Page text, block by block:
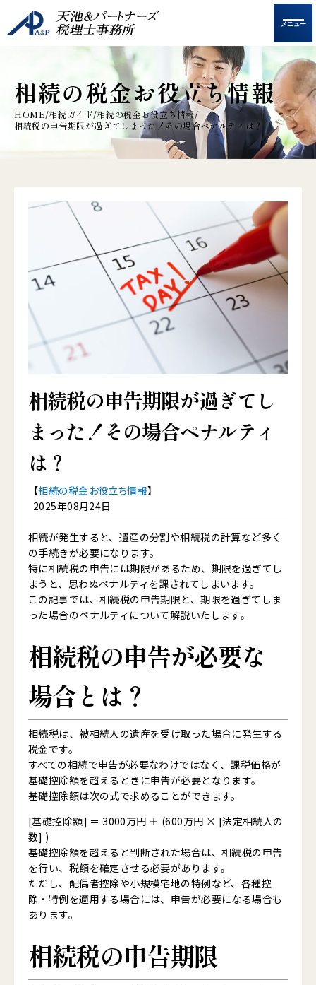
メニュー
相続の税金お役立ち情報
HOME/相続ガイド/相続の税金お役立ち情報/
相続税の申告期限が過ぎてしまった！その場合ペナルティは？
相続税の申告期限が過ぎてし
まった！その場合ペナルティ
は？
【相続の税金お役立ち情報】
2025年08月24日
相続が発生すると、遺産の分割や相続税の計算など多く
の手続きが必要になります。
特に相続税の申告には期限があるため、期限を過ぎてし
まうと、思わぬペナルティを課されてしまいます。
この記事では、相続税の申告期限と、期限を過ぎてしま
った場合のペナルティについて解説いたします。
相続税の申告が必要な
場合とは？
相続税は、被相続人の遺産を受け取った場合に発生する
税金です。
すべての相続で申告が必要なわけではなく、課税価格が
基礎控除額を超えるときに申告が必要となります。
基礎控除額は次の式で求めることができます。
[基礎控除額] ＝ 3000万円 ＋ (600万円 × [法定相続人の
数] )
基礎控除額を超えると判断された場合は、相続税の申告
を行い、税額を確定させる必要があります。
ただし、配偶者控除や小規模宅地の特例など、各種控
除・特例を適用する場合には、申告が必要になる場合も
あります。
相続税の申告期限